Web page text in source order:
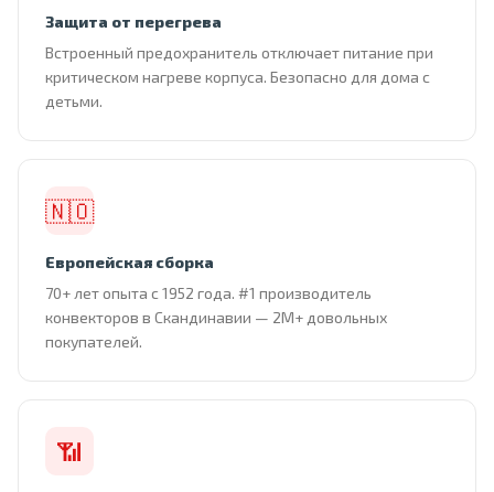
Защита от перегрева
Встроенный предохранитель отключает питание при
критическом нагреве корпуса. Безопасно для дома с
детьми.
🇳🇴
Европейская сборка
70+ лет опыта с 1952 года. #1 производитель
конвекторов в Скандинавии — 2М+ довольных
покупателей.
📶